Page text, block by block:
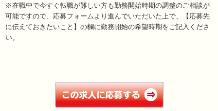
※在職中で今すぐ転職が難しい方も勤務開始時期の調整のご相談が
可能ですので、応募フォームより進んでいただいた上で、【応募先
に伝えておきたいこと】の欄に勤務開始の希望時期をご記入くださ
い。